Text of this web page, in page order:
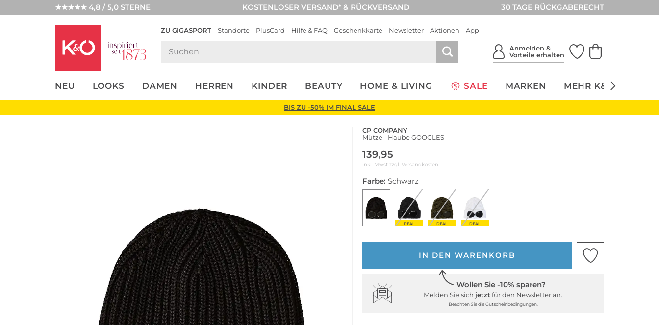
★★★★★ 4,8 / 5,0 STERNE KOSTENLOSER VERSAND* & RÜCKVERSAND 30 TAGE RÜCKGABERECHT
ZU GIGASPORT Standorte PlusCard Hilfe & FAQ Geschenkkarte Newsletter Aktionen App
Anmelden &
Vorteile erhalten
NEU LOOKS DAMEN HERREN KINDER BEAUTY HOME & LIVING SALE MARKEN MEHR K&Ö
UNSERE APP
CLICK &
BIS ZU -50% IM FINAL SALE
CP COMPANY
Mütze - Haube GOOGLES
139,95
inkl. Mwst zzgl. Versandkosten
Farbe: Schwarz
DEAL DEAL DEAL
IN DEN WARENKORB
Wollen Sie -10% sparen?
Melden Sie sich jetzt für den Newsletter an.
Beachten Sie die Gutscheinbedingungen.